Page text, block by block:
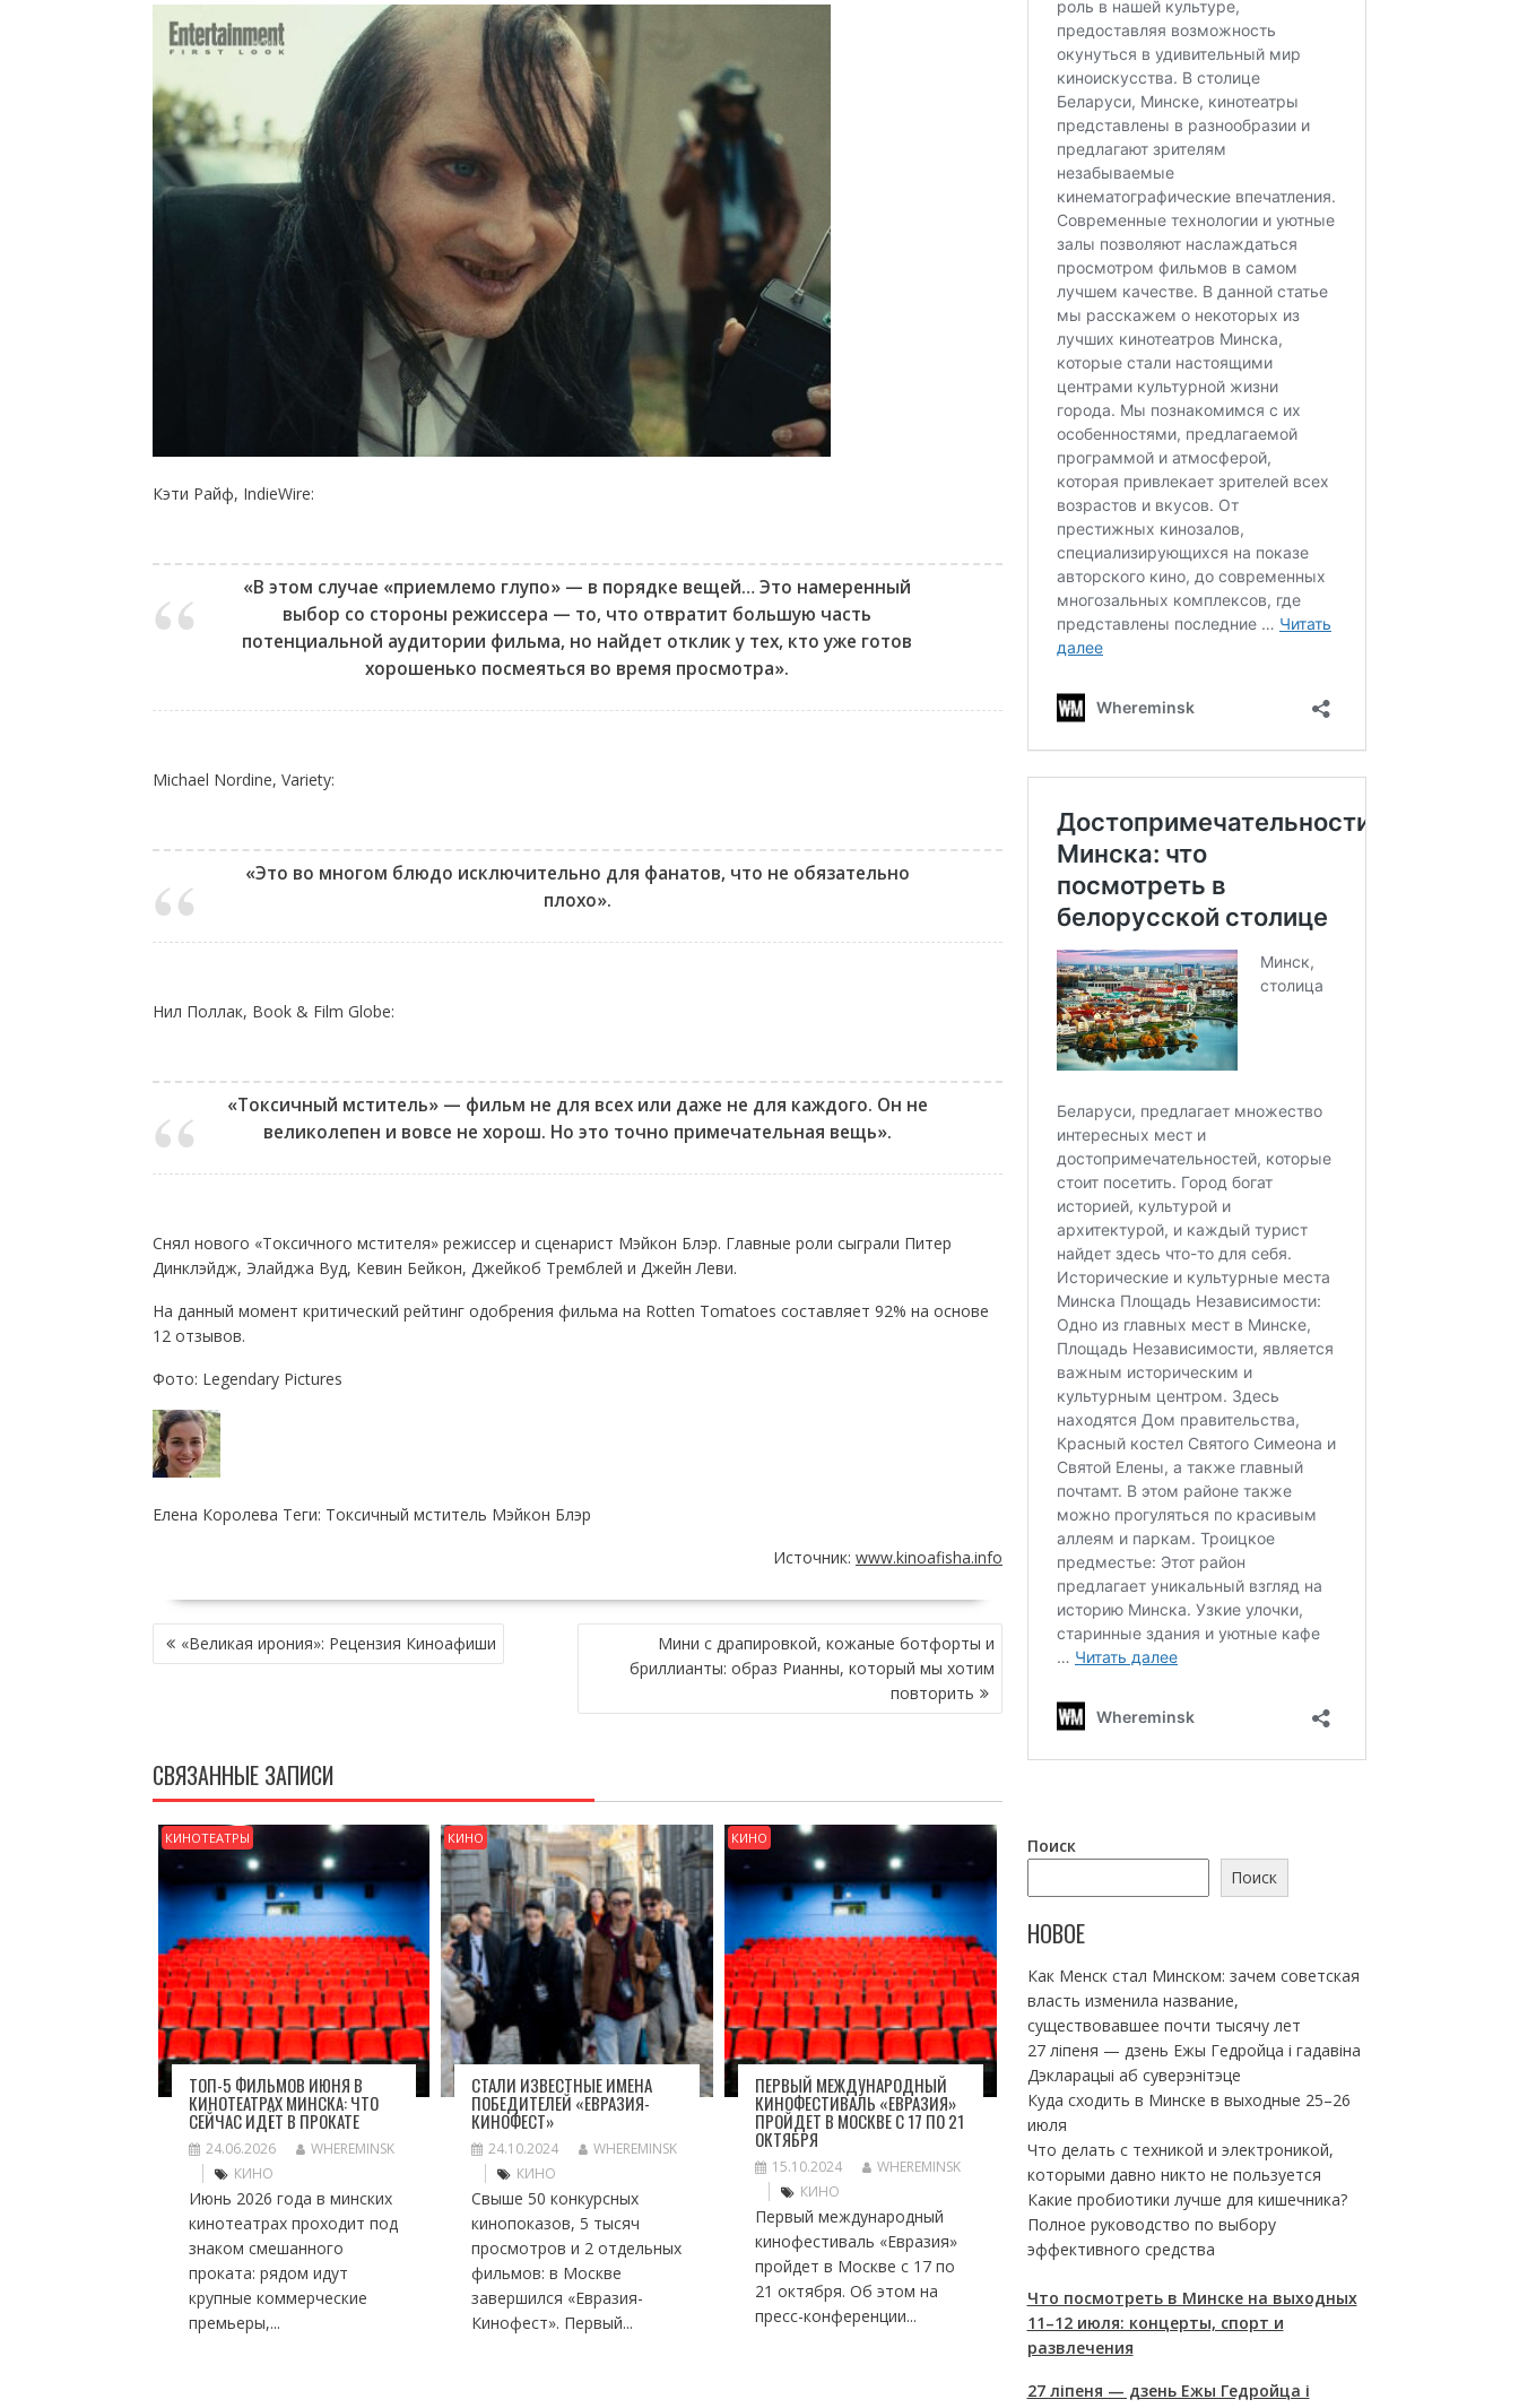
Кэти Райф, IndieWire:
«В этом случае «приемлемо глупо» — в порядке вещей… Это намеренный
выбор со стороны режиссера — то, что отвратит большую часть
потенциальной аудитории фильма, но найдет отклик у тех, кто уже готов
хорошенько посмеяться во время просмотра».
Michael Nordine, Variety:
«Это во многом блюдо исключительно для фанатов, что не обязательно
плохо».
Нил Поллак, Book & Film Globe:
«Токсичный мститель» — фильм не для всех или даже не для каждого. Он не
великолепен и вовсе не хорош. Но это точно примечательная вещь».
Снял нового «Токсичного мстителя» режиссер и сценарист Мэйкон Блэр. Главные роли сыграли Питер
Динклэйдж, Элайджа Вуд, Кевин Бейкон, Джейкоб Тремблей и Джейн Леви.
На данный момент критический рейтинг одобрения фильма на Rotten Tomatoes составляет 92% на основе
12 отзывов.
Фото: Legendary Pictures
Елена Королева Теги: Токсичный мститель Мэйкон Блэр
Источник: www.kinoafisha.info
НАВИГАЦИЯ
ПО «Великая ирония»: Рецензия Киноафиши
Мини с драпировкой, кожаные ботфорты и
бриллианты: образ Рианны, который мы хотим
повторить
СВЯЗАННЫЕ ЗАПИСИ
КИНОТЕАТРЫ
ТОП-5 ФИЛЬМОВ ИЮНЯ В
КИНОТЕАТРАХ МИНСКА: ЧТО
СЕЙЧАС ИДЁТ В ПРОКАТЕ
24.06.2026
WHEREMINSK
КИНО
Июнь 2026 года в минских
кинотеатрах проходит под
знаком смешанного
проката: рядом идут
крупные коммерческие
премьеры,...
КИНО
СТАЛИ ИЗВЕСТНЫЕ ИМЕНА
ПОБЕДИТЕЛЕЙ «ЕВРАЗИЯ-
КИНОФЕСТ»
24.10.2024
WHEREMINSK
КИНО
Свыше 50 конкурсных
кинопоказов, 5 тысяч
просмотров и 2 отдельных
фильмов: в Москве
завершился «Евразия-
Кинофест». Первый...
КИНО
ПЕРВЫЙ МЕЖДУНАРОДНЫЙ
КИНОФЕСТИВАЛЬ «ЕВРАЗИЯ»
ПРОЙДЕТ В МОСКВЕ С 17 ПО 21
ОКТЯБРЯ
15.10.2024
WHEREMINSK
КИНО
Первый международный
кинофестиваль «Евразия»
пройдет в Москве с 17 по
21 октября. Об этом на
пресс-конференции...
Поиск
Поиск
НОВОЕ
Как Менск стал Минском: зачем советская
власть изменила название,
существовавшее почти тысячу лет
27 ліпеня — дзень Ежы Гедройца і гадавіна
Дэкларацыі аб суверэнітэце
Куда сходить в Минске в выходные 25–26
июля
Что делать с техникой и электроникой,
которыми давно никто не пользуется
Какие пробиотики лучше для кишечника?
Полное руководство по выбору
эффективного средства
Что посмотреть в Минске на выходных
11–12 июля: концерты, спорт и
развлечения
27 ліпеня — дзень Ежы Гедройца і